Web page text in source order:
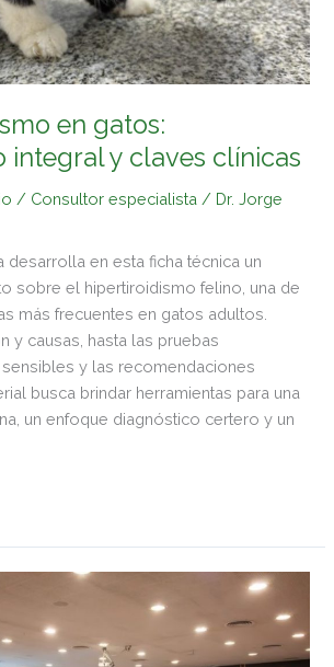
en gatos:
integral y claves clínicas
/ Consultor especialista / Dr. Jorge
desarrolla en esta ficha técnica un
sobre el hipertiroidismo felino, una de
más frecuentes en gatos adultos.
y causas, hasta las pruebas
y las recomendaciones
busca brindar herramientas para una
un enfoque diagnóstico certero y un